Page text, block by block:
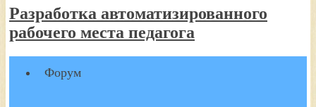
Разработка автоматизированного
рабочего места педагога
Форум